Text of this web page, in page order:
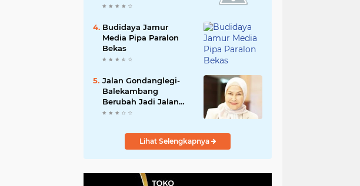
jawa Timur 2019
Budidaya Jamur
Media Pipa Paralon
Bekas
Jalan Gondanglegi-
Balekambang
Berubah Jadi Jalan
Nasional, Dewanti
Dampaknya
[NUSANTARANEW.CO]
Lihat Selengkapnya